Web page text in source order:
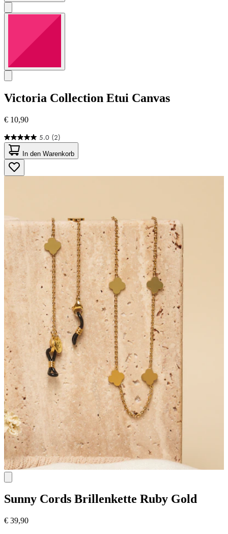
Victoria Collection Etui Canvas
€ 10,90
5.0 (2)
5.0
von
5
Sternen.
2
In den Warenkorb
Sunny Cords Brillenkette Ruby Gold
€ 39,90